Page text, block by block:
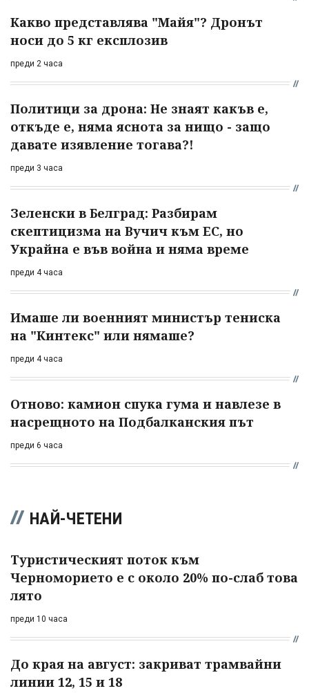
Какво представлява "Майя"? Дронът
носи до 5 кг експлозив
преди 2 часа
Политици за дрона: Не знаят какъв е,
откъде е, няма яснота за нищо - защо
давате изявление тогава?!
преди 3 часа
Зеленски в Белград: Разбирам
скептицизма на Вучич към ЕС, но
Украйна е във война и няма време
преди 4 часа
Имаше ли военният министър тениска
на "Кинтекс" или нямаше?
преди 4 часа
Отново: камион спука гума и навлезе в
насрещното на Подбалканския път
преди 6 часа
НАЙ-ЧЕТЕНИ
Туристическият поток към
Черноморието е с около 20% по-слаб това
лято
преди 10 часа
До края на август: закриват трамвайни
линии 12, 15 и 18